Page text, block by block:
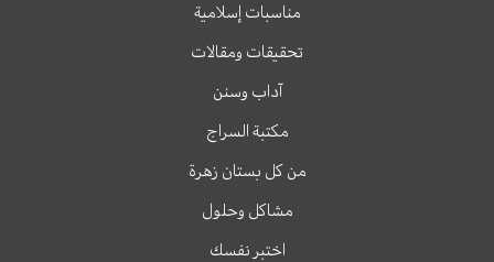
مناسبات إسلامية
تحقيقات ومقالات
آداب وسنن
مكتبة السراج
من كل بستان زهرة
مشاكل وحلول
اختبر نفسك